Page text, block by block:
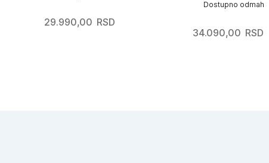
29.990,00 RSD
Dostupno odmah
34.090,00 RSD